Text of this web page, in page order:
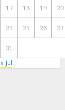
17 18 19 20
24 25 26 27
31
« Jul